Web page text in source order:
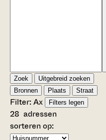
Zoek
Uitgebreid zoeken
Bronnen
Plaats Straat
Filter:Ax Filters legen
28 adressen
sorteren op: